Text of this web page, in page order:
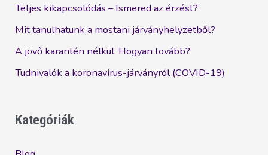
Teljes kikapcsolódás – Ismered az érzést?
Mit tanulhatunk a mostani járványhelyzetből?
A jövő karantén nélkül. Hogyan tovább?
Tudnivalók a koronavírus-járványról (COVID-19)
Kategóriák